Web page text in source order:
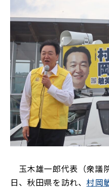
国民民主党学生部
二次創作ガイドライン（新
プライバシーポリシー
特定商取引法に基づく表記
玉木雄一郎代表（衆議
日、秋田県を訪れ、村岡